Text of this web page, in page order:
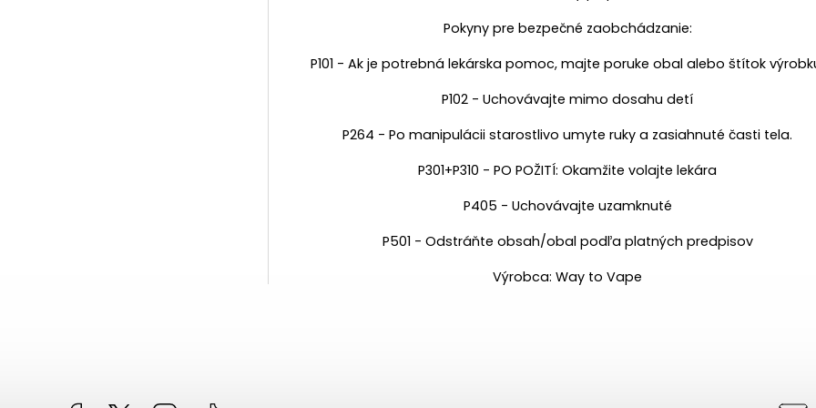
Pokyny pre bezpečné zaobchádzanie:
P101 - Ak je potrebná lekárska pomoc, majte poruke obal alebo štítok
P102 - Uchovávajte mimo dosahu detí
P264 - Po manipulácii starostlivo umyte ruky a zasiahnuté časti tela.
P301+P310 - PO POŽITÍ: Okamžite volajte lekára
P405 - Uchovávajte uzamknuté
P501 - Odstráňte obsah/obal podľa platných predpisov
Výrobca: Way to Vape